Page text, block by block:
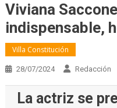
Viviana
indispensable,
Villa Constitución
28/07/2024 Redacción
La actriz se